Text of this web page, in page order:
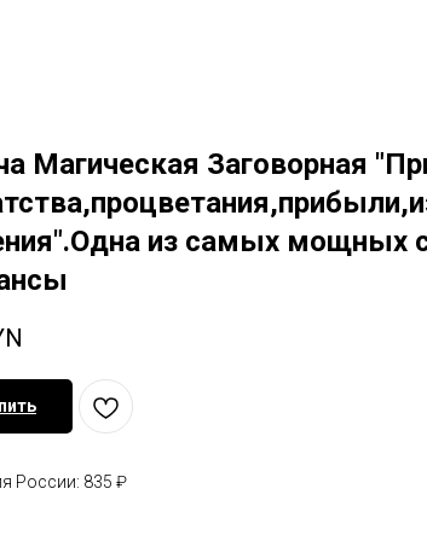
Магическая Заговорная
из самых мощных
России: 835 ₽